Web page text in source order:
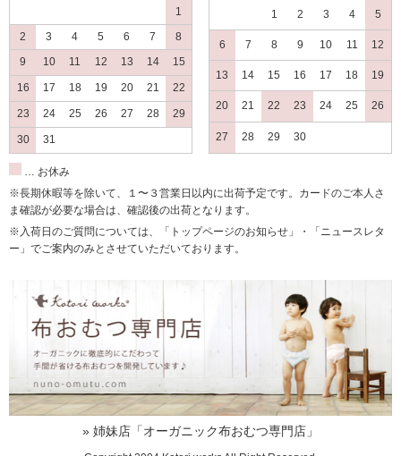
2015/07/29 投稿者：pyonta 評価：
★★★★★
助かります
布ナプキンを作ってみようと思い生地を購入しました。
型紙を添えていただけて助かります。さっそく使ってみま
す。
実寸大がうれしい
2015/06/22 投稿者：liccachan 評価：
★★★★
型紙が実寸大なのでそのまますぐに使えるのが嬉しいです。
手作り
2014/11/19 投稿者：まる 評価： ★★★
1
2
3 4 5 6 7
8
9
10 11 12 13 14 15
16 17 18 19 20 21 22
23 24 25 26 27 28 29
30 31
1 2 3 4 5
6 7 8 9 10 11 12
13 14 15 16 17 18 19
20 21 22 23 24 25 26
27 28 29 30
… お休み
※長期休暇等を除いて、１〜３営業日以内に出荷予定です。カードのご本人さ
ま確認が必要な場合は、確認後の出荷となります。
※入荷日のご質問については、「トップページのお知らせ」・「ニュースレタ
ー」でご案内のみとさせていただいております。
» 姉妹店「オーガニック布おむつ専門店」